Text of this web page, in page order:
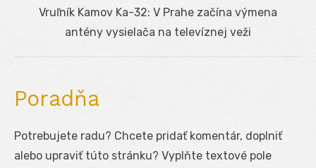
NextVruľník Kamov Ka-32: V Prahe začína výmena
antény vysielača na televíznej veži
Poradňa
Potrebujete radu? Chcete pridať komentár, doplniť
alebo upraviť túto stránku? Vyplňte textové pole